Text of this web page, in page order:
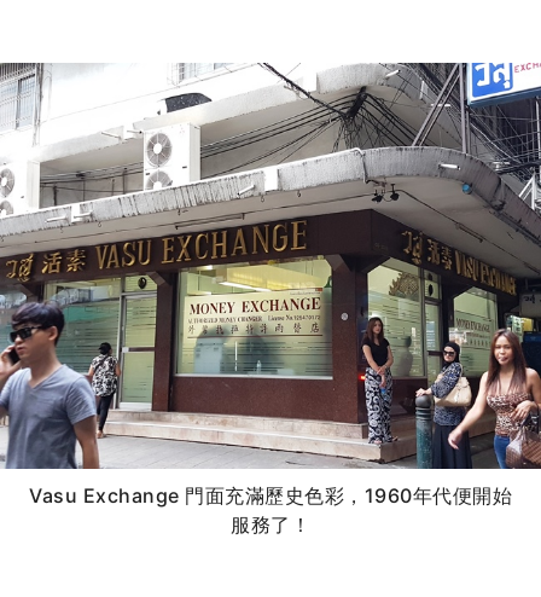
Vasu Exchange 門面充滿歷史色彩，1960年代便開始
服務了！